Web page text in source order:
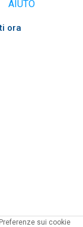
AIUTO
ora
Preferenze sui cookie